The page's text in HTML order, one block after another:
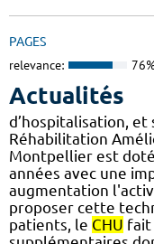
PAGES
relevance:
Actualités
d’hospitalisation, et
Réhabilitation
Montpellier est
années avec une
augmentation
proposer cette
patients, le CHU fait